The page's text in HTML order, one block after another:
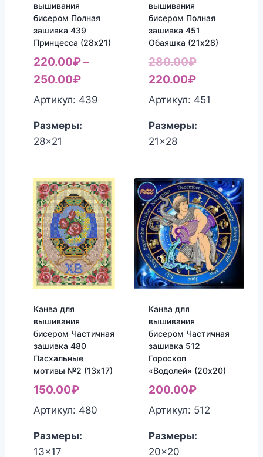
вышивания
бисером Полная
зашивка 439
Принцесса (28х21)
220.00₽–
250.00₽
Артикул: 439
Размеры:
28x21
вышивания
бисером Полная
зашивка 451
Обаяшка (21х28)
280.00₽
цена
составляла
220.00₽Текущая
цена:
Артикул: 451
Размеры:
21x28
Канва для
вышивания
бисером Частичная
зашивка 480
Пасхальные
мотивы №2 (13х17)
150.00₽
Артикул: 480
Размеры:
13x17
Канва для
вышивания
бисером Частичная
зашивка 512
Гороскоп
«Водолей» (20х20)
200.00₽
Артикул: 512
Размеры:
20x20